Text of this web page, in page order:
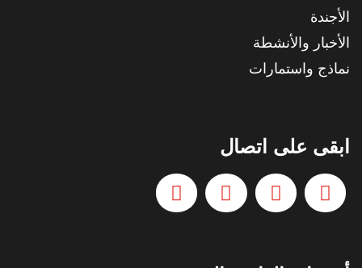
الأجندة
الأخبار والأنشطة
نماذج واستمارات
ابقى على اتصال